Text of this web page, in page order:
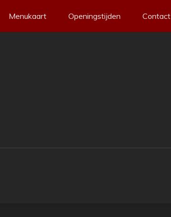
Menukaart Openingstijden Contact